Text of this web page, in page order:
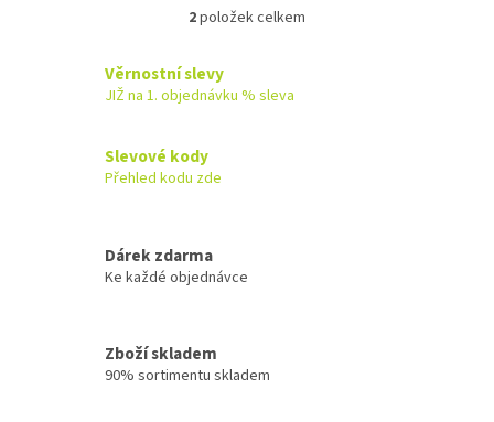
O
á
y
s
2položek celkem
Věrnostní slevy
JIŽ na 1. objednávku % sleva
Slevové kody
Přehled kodu zde
Dárek zdarma
Ke každé objednávce
Zboží skladem
90% sortimentu skladem